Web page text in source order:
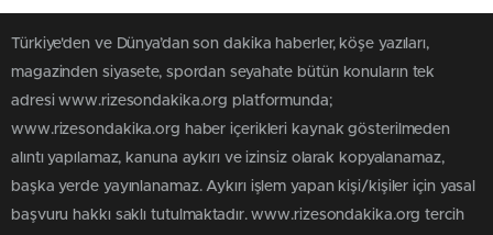
Türkiye'den ve Dünya’dan son dakika haberler, köşe yazıları,
magazinden siyasete, spordan seyahate bütün konuların tek
adresi www.rizesondakika.org platformunda;
www.rizesondakika.org haber içerikleri kaynak gösterilmeden
alıntı yapılamaz, kanuna aykırı ve izinsiz olarak kopyalanamaz,
başka yerde yayınlanamaz. Aykırı işlem yapan kişi/kişiler için yasal
başvuru hakkı saklı tutulmaktadır. www.rizesondakika.org tercih